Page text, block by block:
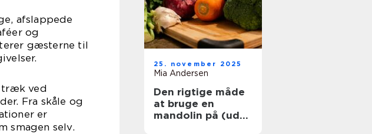
afslappede
og
gæsterne til
træk ved
Fra skåle og
er
smagen selv.
25. november 2025
Mia Andersen
Den rigtige måde
at bruge en
mandolin på (uden